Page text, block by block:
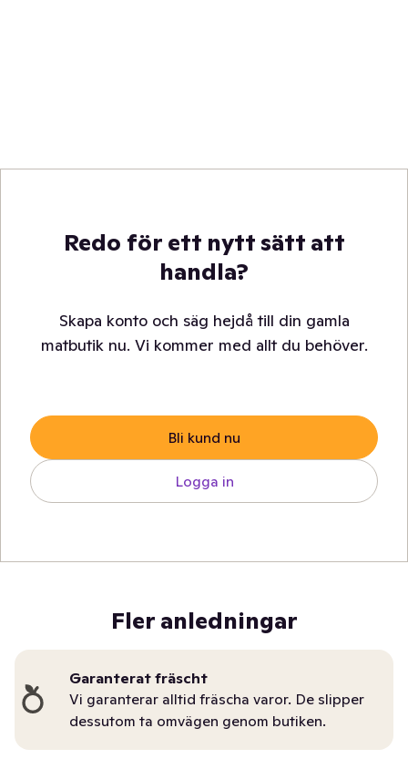
Redo för ett nytt sätt att
handla?
Skapa konto och säg hejdå till din gamla
matbutik nu. Vi kommer med allt du behöver.
Bli kund nu
Logga in
Fler anledningar
Garanterat fräscht
Vi garanterar alltid fräscha varor. De slipper
dessutom ta omvägen genom butiken.